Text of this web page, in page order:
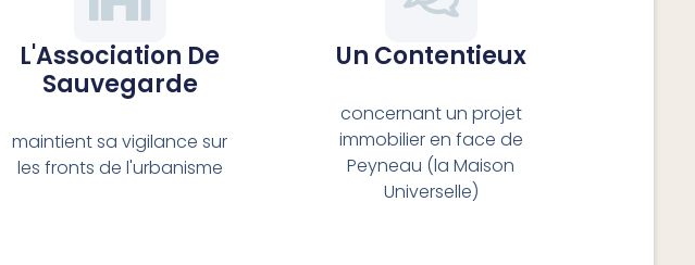
L'Association De
Sauvegarde
maintient sa vigilance sur
les fronts de l'urbanisme
Un Contentieux
concernant un projet
immobilier en face de
Peyneau (la Maison
Universelle)